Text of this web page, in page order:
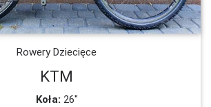
Rowery Dziecięce
KTM
Koła: 26"